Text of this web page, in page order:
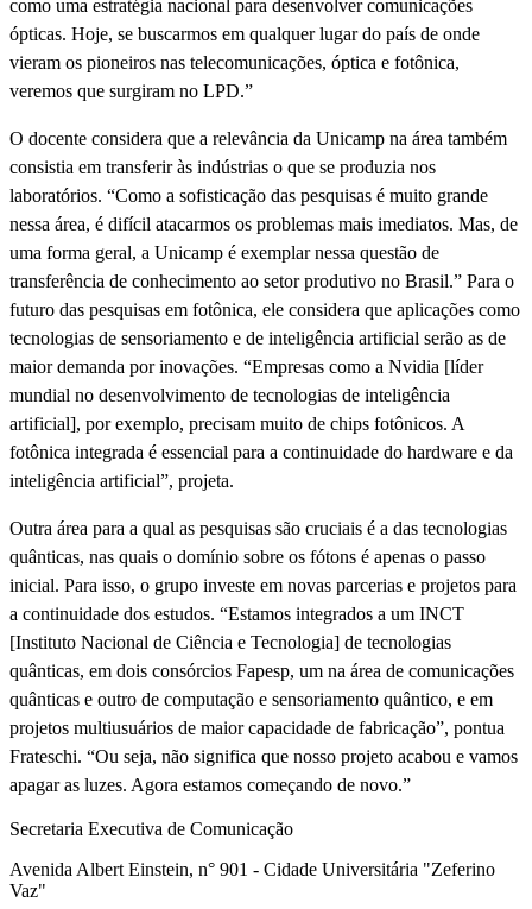
como uma estratégia nacional para desenvolver comunicações
ópticas. Hoje, se buscarmos em qualquer lugar do país de onde
vieram os pioneiros nas telecomunicações, óptica e fotônica,
veremos que surgiram no LPD.”
O docente considera que a relevância da Unicamp na área também
consistia em transferir às indústrias o que se produzia nos
laboratórios. “Como a sofisticação das pesquisas é muito grande
nessa área, é difícil atacarmos os problemas mais imediatos. Mas, de
uma forma geral, a Unicamp é exemplar nessa questão de
transferência de conhecimento ao setor produtivo no Brasil.” Para o
futuro das pesquisas em fotônica, ele considera que aplicações como
tecnologias de sensoriamento e de inteligência artificial serão as de
maior demanda por inovações. “Empresas como a Nvidia [líder
mundial no desenvolvimento de tecnologias de inteligência
artificial], por exemplo, precisam muito de chips fotônicos. A
fotônica integrada é essencial para a continuidade do hardware e da
inteligência artificial”, projeta.
Outra área para a qual as pesquisas são cruciais é a das tecnologias
quânticas, nas quais o domínio sobre os fótons é apenas o passo
inicial. Para isso, o grupo investe em novas parcerias e projetos para
a continuidade dos estudos. “Estamos integrados a um INCT
[Instituto Nacional de Ciência e Tecnologia] de tecnologias
quânticas, em dois consórcios Fapesp, um na área de comunicações
quânticas e outro de computação e sensoriamento quântico, e em
projetos multiusuários de maior capacidade de fabricação”, pontua
Frateschi. “Ou seja, não significa que nosso projeto acabou e vamos
apagar as luzes. Agora estamos começando de novo.”
Secretaria Executiva de Comunicação
Avenida Albert Einstein, n° 901 - Cidade Universitária "Zeferino
Vaz"